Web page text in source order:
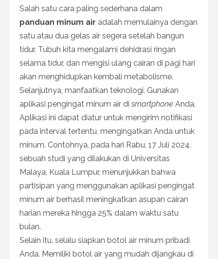
Salah satu cara paling sederhana dalam
panduan minum air adalah memulainya dengan
satu atau dua gelas air segera setelah bangun
tidur. Tubuh kita mengalami dehidrasi ringan
selama tidur, dan mengisi ulang cairan di pagi hari
akan menghidupkan kembali metabolisme.
Selanjutnya, manfaatkan teknologi. Gunakan
aplikasi pengingat minum air di smartphone Anda.
Aplikasi ini dapat diatur untuk mengirim notifikasi
pada interval tertentu, mengingatkan Anda untuk
minum. Contohnya, pada hari Rabu, 17 Juli 2024,
sebuah studi yang dilakukan di Universitas
Malaya, Kuala Lumpur, menunjukkan bahwa
partisipan yang menggunakan aplikasi pengingat
minum air berhasil meningkatkan asupan cairan
harian mereka hingga 25% dalam waktu satu
bulan.
Selain itu, selalu siapkan botol air minum pribadi
Anda. Memiliki botol air yang mudah dijangkau di